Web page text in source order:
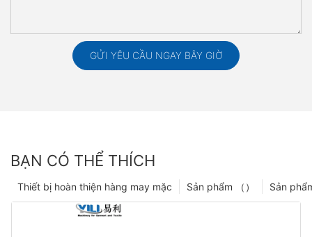
GỬI YÊU CẦU NGAY BÂY GIỜ
BẠN CÓ THỂ THÍCH
Sản
Sản phẩm （）
Thiết bị hoàn thiện hàng may mặc